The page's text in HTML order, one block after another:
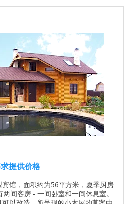
提供价格
馆，面积约为56平方米，夏季厨房
间客房 - 一间卧室和一间休息室。
以改造。所呈现的小木屋的草案由